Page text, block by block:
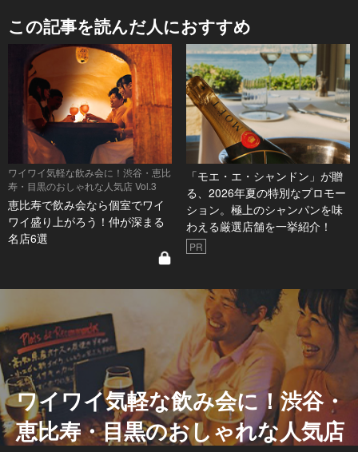
この記事を読んだ人におすすめ
ワイワイ気軽な飲み会に！渋谷・恵比
寿・目黒のおしゃれな人気店 Vol.3
恵比寿で飲み会なら個室でワイ
ワイ盛り上がろう！仲が深まる
名店6選
「モエ・エ・シャンドン」が贈
る、2026年夏の特別なプロモー
ション。極上のシャンパンを味
わえる厳選店舗を一挙紹介！
PR
ワイワイ気軽な飲み会に！渋谷・
恵比寿・目黒のおしゃれな人気店